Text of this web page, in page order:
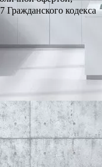
кодекса